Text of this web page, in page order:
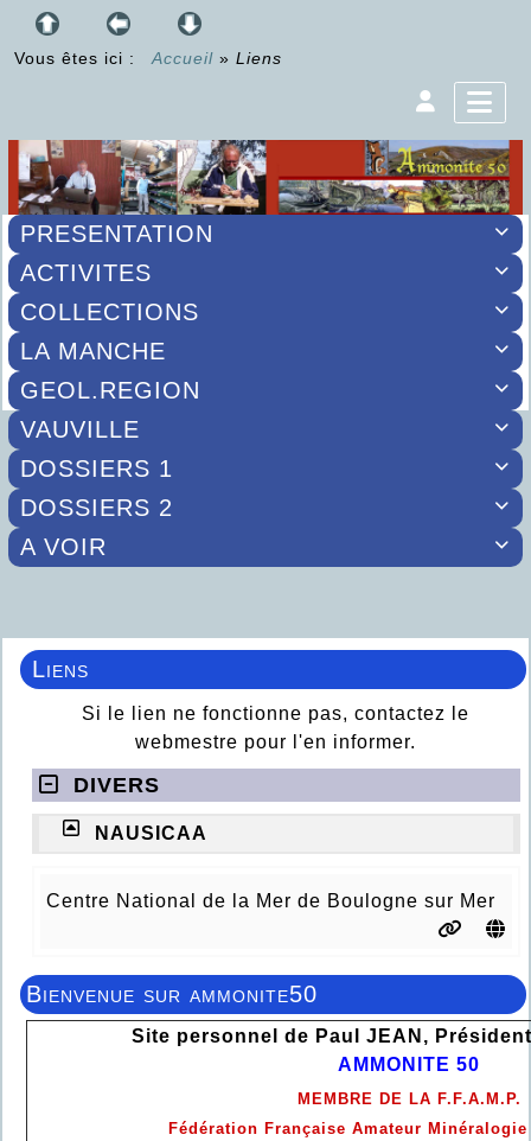
Vous êtes ici : Accueil » Liens

PRESENTATION

ACTIVITES

COLLECTIONS

LA MANCHE

GEOL.REGION

VAUVILLE

DOSSIERS 1

DOSSIERS 2

A VOIR
Liens
Si le lien ne fonctionne pas, contactez le
webmestre pour l'en informer.
DIVERS
NAUSICAA
Centre National de la Mer de Boulogne sur Mer
Bienvenue sur ammonite50
Site personnel de Paul JEAN,
AMMONITE 50
MEMBRE DE LA F.F.A.M.P.
Fédération Française Amateur